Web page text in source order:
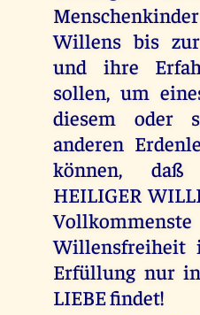
Willens bis
und ihre
sollen, um
diesem oder
anderen
können,
HEILIGER
Willensfreiheit
Erfüllung nur
LIEBE findet!